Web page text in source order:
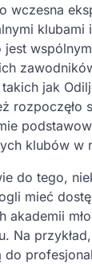
wczesna
klubami
jest
jak
rozpoczęło
klubów w
do tego,
mieć
akademii
Na
do